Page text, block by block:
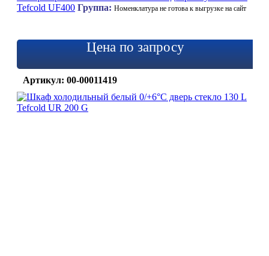
Tefcold UF400 Группа: Номенклатура не готова к выгрузке на сайт
Цена по запросу
Артикул: 00-00011419